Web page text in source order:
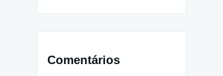
Comentários